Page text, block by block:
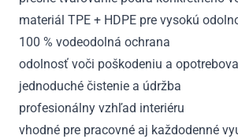
materiál TPE + HDPE pre vysokú
100 % vodeodolná ochrana
odolnosť voči poškodeniu a
jednoduché čistenie a údržba
profesionálny vzhľad interiéru
vhodné pre pracovné aj každodenné